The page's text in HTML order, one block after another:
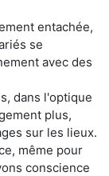
entachée,
se
avec des
dans l'optique
plus,
sur les lieux.
même pour
conscience